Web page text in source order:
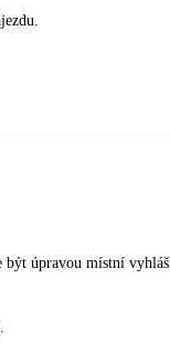
být úpravou místní